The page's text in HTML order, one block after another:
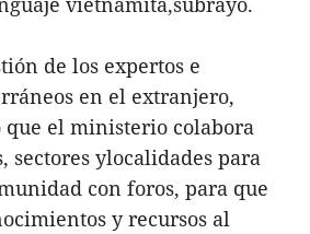
de los expertos e
en el extranjero,
el ministerio colabora
sectores ylocalidades para
con foros, para que
y recursos al